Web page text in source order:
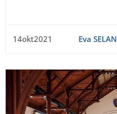
14okt2021 Eva SELAN